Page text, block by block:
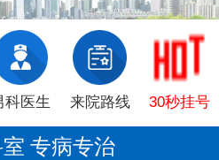
科医生 来院路线 30秒挂号
专病专治